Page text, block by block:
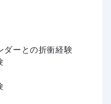
ダーとの折衝経験